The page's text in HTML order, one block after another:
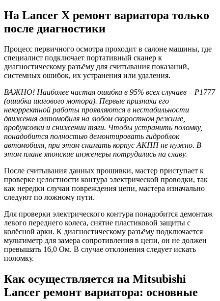
На Lancer X ремонт вариатора только
после диагностики
Процесс первичного осмотра проходит в салоне машины, где
специалист подключает портативный сканер к
диагностическому разъёму для считывания показаний,
системных ошибок, их устранения или удаления.
ВАЖНО! Наиболее частая ошибка в 95% всех случаев – P1777
(ошибка шагового мотора). Первые признаки его
некорректной работы проявляются в нестабильности
движения автомобиля на любом скоростном режиме,
пробуксовки и снижении тяги. Чтобы устранить поломку,
понадобится полностью демонтировать гидроблок
автомобиля, при этом снимать корпус АКПП не нужно. В
этом плане японские инженеры потрудились на славу.
После считывания данных прошивки, мастер приступает к
проверке целостности контура электрической проводки, так
как нередки случаи повреждения цепи, мастера изначально
следуют по ложному пути.
Для проверки электрического контура понадобится демонтаж
левого переднего колеса, снятие пластиковой защиты с
колёсной арки. К диагностическому разъёму подключается
мультиметр для замера сопротивления в цепи, он не должен
превышать 16,0 Ом. В случае отклонения следует искать
поломку.
Как осуществляется на Mitsubishi
Lancer ремонт вариатора: основные